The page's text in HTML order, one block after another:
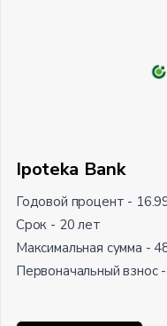
Ipoteka Bank
Годовой процент -
Срок - 20 лет
Максимальная сумма -
Первоначальный взнос